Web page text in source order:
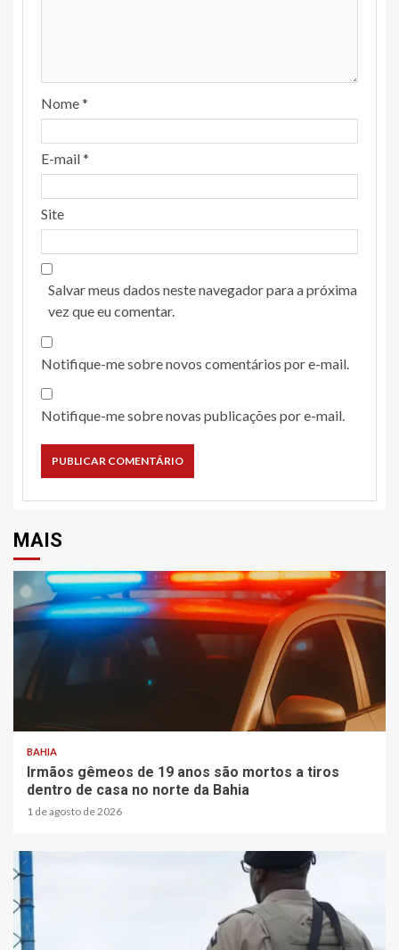
Nome*
E-mail*
Site
Salvar meus dados neste navegador para a próxima
vez que eu comentar.
Notifique-me sobre novos comentários por e-mail.
Notifique-me sobre novas publicações por e-mail.
MAIS
BAHIA
Irmãos gêmeos de 19 anos são mortos a tiros
dentro de casa no norte da Bahia
1 de agosto de 2026